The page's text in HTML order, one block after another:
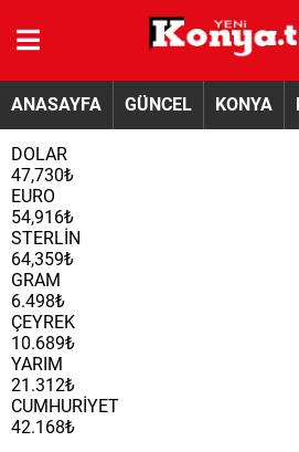
ANASAYFA GÜNCEL KONYA
DOLAR
47,730₺
EURO
54,916₺
STERLİN
64,359₺
GRAM
6.498₺
ÇEYREK
10.689₺
YARIM
21.312₺
CUMHURİYET
42.168₺